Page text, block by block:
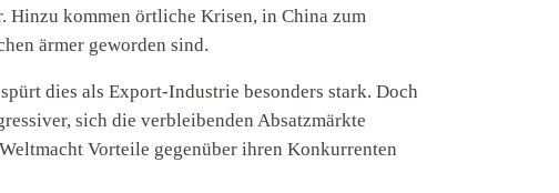
Hinzu kommen örtliche Krisen, in China zum
ärmer geworden sind.
dies als Export-Industrie besonders stark. Doch
sich die verbleibenden Absatzmärkte
Vorteile gegenüber ihren Konkurrenten